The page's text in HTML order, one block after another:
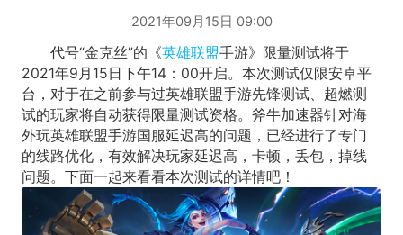
2021年09月15日 09:00
代号“金克丝”的《英雄联盟手游》限量测试将于
2021年9月15日下午14：00开启。本次测试仅限安卓平
台，对于在之前参与过英雄联盟手游先锋测试、超燃测
试的玩家将自动获得限量测试资格。斧牛加速器针对海
外玩英雄联盟手游国服延迟高的问题，已经进行了专门
的线路优化，有效解决玩家延迟高，卡顿，丢包，掉线
问题。下面一起来看看本次测试的详情吧！